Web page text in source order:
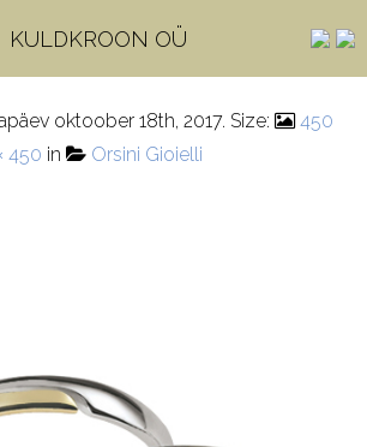
oktoober 18th, 2017. Size:
450
450 in Orsini Gioielli
KULDKROON OÜ